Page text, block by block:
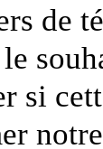
de
si